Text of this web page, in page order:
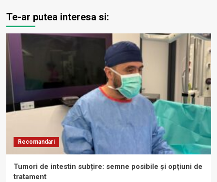
Te-ar putea interesa si:
Recomandari
Tumori de intestin subțire: semne posibile și opțiuni de
tratament